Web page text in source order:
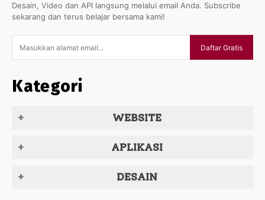
Desain, Video dan API langsung melalui email Anda. Subscribe
sekarang dan terus belajar bersama kami!
Daftar Gratis
Kategori
WEBSITE
APLIKASI
DESAIN